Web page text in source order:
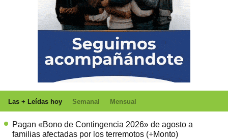
Las + Leídas hoy Semanal Mensual
Pagan «Bono de Contingencia 2026» de agosto a
familias afectadas por los terremotos (+Monto)